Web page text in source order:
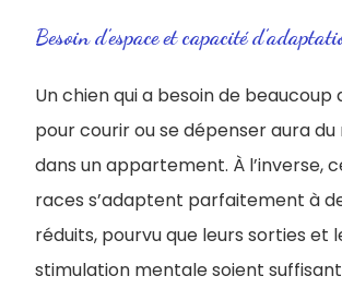
Besoin d’espace et capacité
Un chien qui a besoin de beaucoup
pour courir ou se dépenser aura
dans un appartement. À l’inverse,
races s’adaptent parfaitement à
réduits, pourvu que leurs sorties et
stimulation mentale soient